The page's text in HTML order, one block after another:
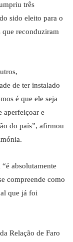
três
sido eleito para o
que reconduziram
de ter instalado
é que ele seja
aperfeiçoar e
do país”, afirmou
absolutamente
compreende como
que já foi
Relação de Faro